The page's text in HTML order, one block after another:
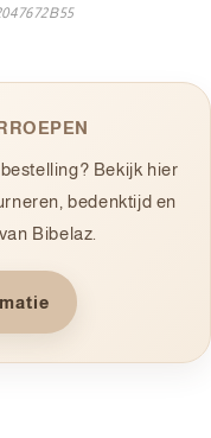
Bekijk hier
bedenktijd en
Bibelaz.